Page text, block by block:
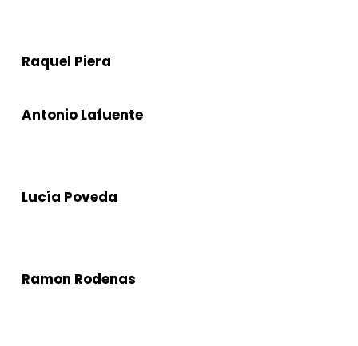
Raquel Piera
Antonio Lafuente
Lucía Poveda
Ramon Rodenas